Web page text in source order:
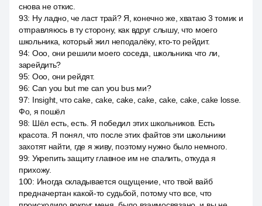
снова не откис.
93: Ну ладно, че ласт трай? Я, конечно же, хватаю 3 томик и
отправляюсь в ту сторону, как вдруг слышу, что моего
школьника, который жил неподалёку, кто-то рейдит.
94: Ооо, они решили моего соседа, школьника что ли,
зарейдить?
95: Ооо, они рейдят.
96: Can you but me can you bus ми?
97: Insight, что cake, cake, cake, cake, cake, cake, cake losse.
Фо, я пошёл
98: Шёл есть, есть. Я победил этих школьников. Есть
красота. Я понял, что после этих файтов эти школьники
захотят найти, где я живу, поэтому нужно было немного.
99: Укрепить защиту главное им не спалить, откуда я
прихожу.
100: Иногда складывается ощущение, что твой вайб
предначертан какой-то судьбой, потому что все, что